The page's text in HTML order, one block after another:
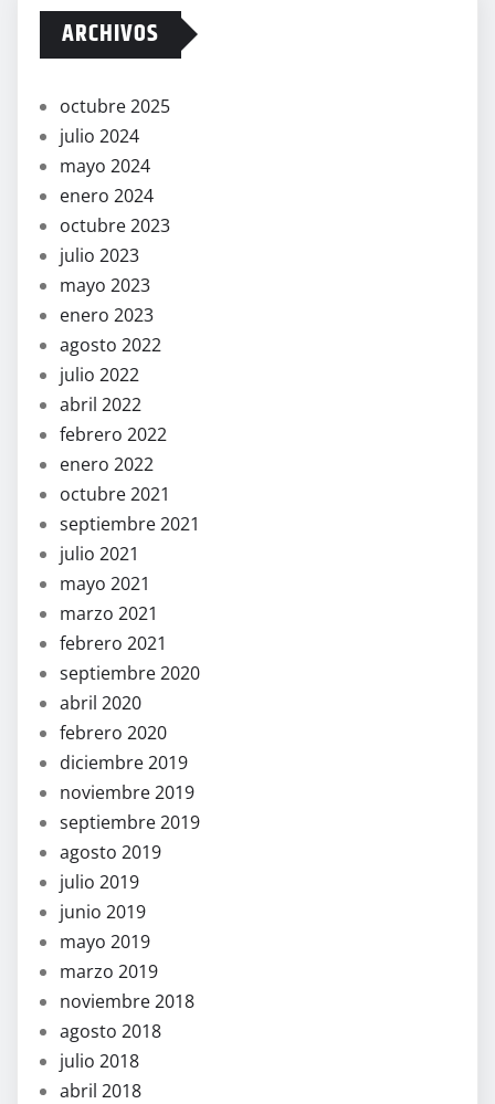
ARCHIVOS
octubre 2025
julio 2024
mayo 2024
enero 2024
octubre 2023
julio 2023
mayo 2023
enero 2023
agosto 2022
julio 2022
abril 2022
febrero 2022
enero 2022
octubre 2021
septiembre 2021
julio 2021
mayo 2021
marzo 2021
febrero 2021
septiembre 2020
abril 2020
febrero 2020
diciembre 2019
noviembre 2019
septiembre 2019
agosto 2019
julio 2019
junio 2019
mayo 2019
marzo 2019
noviembre 2018
agosto 2018
julio 2018
abril 2018